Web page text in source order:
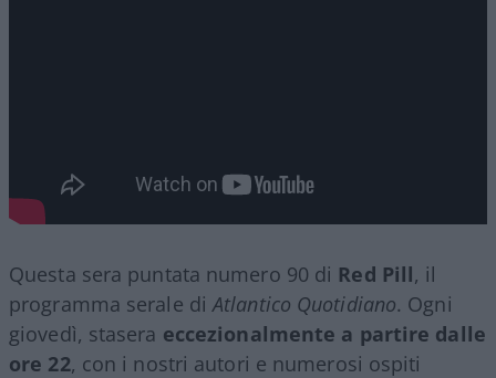
Questa sera puntata numero 90 di Red Pill, il
programma serale diAtlantico Quotidiano. Ogni
giovedì, stasera eccezionalmente a partire dalle
ore 22, con i nostri autori e numerosi ospiti